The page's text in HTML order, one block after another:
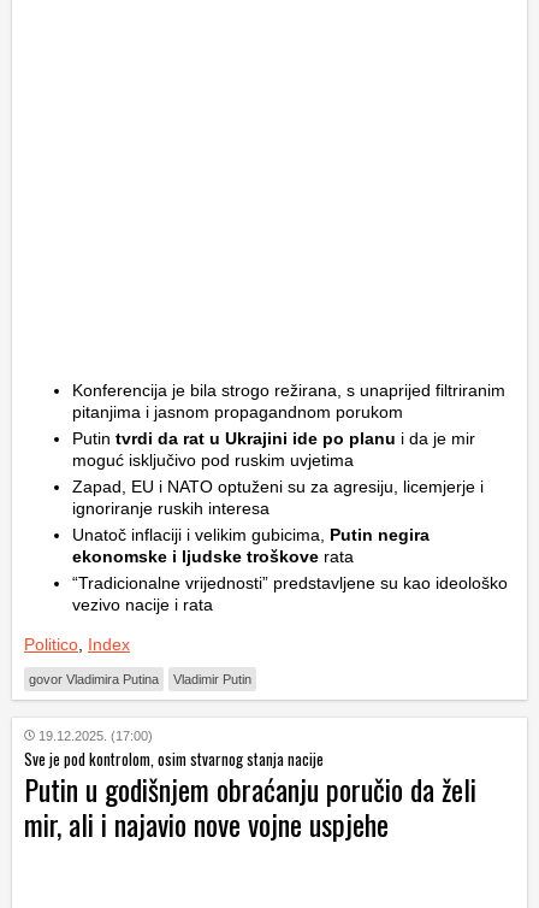
Konferencija je bila strogo režirana, s unaprijed filtriranim
pitanjima i jasnom propagandnom porukom
Putin tvrdi da rat u Ukrajini ide po planu i da je mir
moguć isključivo pod ruskim uvjetima
Zapad, EU i NATO optuženi su za agresiju, licemjerje i
ignoriranje ruskih interesa
Unatoč inflaciji i velikim gubicima, Putin negira
ekonomske i ljudske troškove rata
“Tradicionalne vrijednosti” predstavljene su kao ideološko
vezivo nacije i rata
Politico, Index
govor Vladimira Putina Vladimir Putin
19.12.2025. (17:00)
Sve je pod kontrolom, osim stvarnog stanja nacije
Putin u godišnjem obraćanju poručio da želi
mir, ali i najavio nove vojne uspjehe